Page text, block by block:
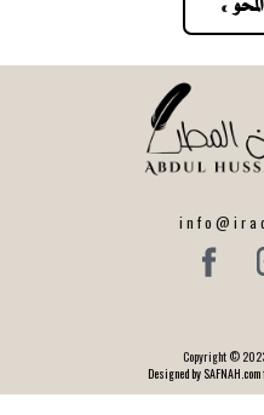
Copyright ©
Designed by